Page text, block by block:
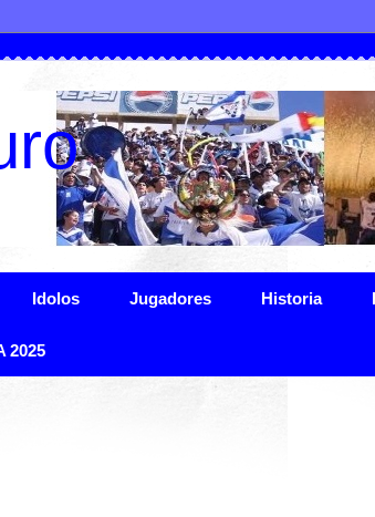
Idolos Jugadores Historia
2025